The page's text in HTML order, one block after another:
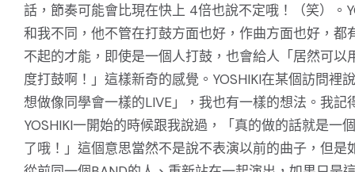
話，節奏可能會比現在快上 4倍也說不定哦！（笑）。
和我不同，他不管在打鼓方面也好，作曲方面也好，都
不起的才能，即使是一個人打鼓，也會給人「居然可以
度打鼓啊！」這樣新奇的感覺。YOSHIKI在某個訪問裡
想做像同學會一樣的LIVE」，我也有一樣的想法。我記
YOSHIKI一開始的時候跟我說過，「真的做的話就是一
了哦！」這個意思當然不是說不表演以前的曲子，但是